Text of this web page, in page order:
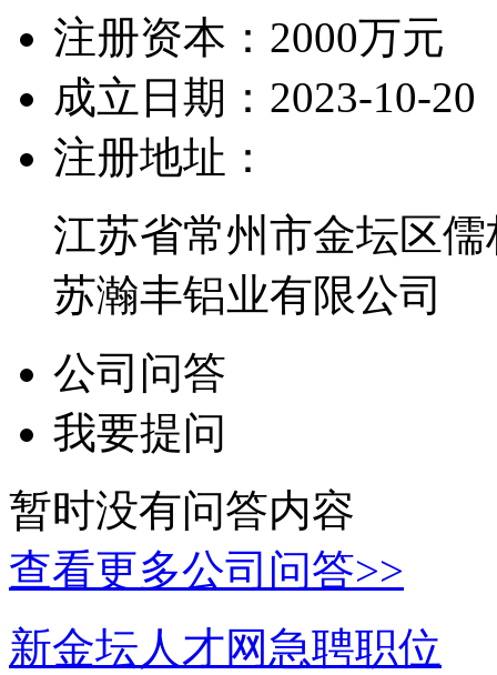
注册资本： 2000万元
成立日期： 2023-10-20
注册地址：
江苏省常州市金坛区
苏瀚丰铝业有限公司
公司问答
我要提问
暂时没有问答内容
查看更多公司问答>>
新金坛人才网急聘职位